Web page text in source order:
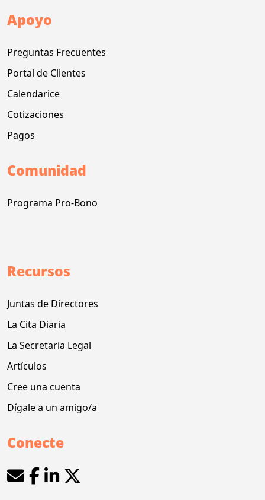
Apoyo
Preguntas Frecuentes
Portal de Clientes
Calendarice
Cotizaciones
Pagos
Comunidad
Programa Pro-Bono
Recursos
Juntas de Directores
La Cita Diaria
La Secretaria Legal
Artículos
Cree una cuenta
Dígale a un amigo/a
Conecte